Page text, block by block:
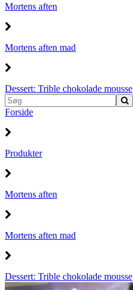
Mortens aften
Mortens aften mad
Dessert: Trible chokolade mousse
Forside
Produkter
Mortens aften
Mortens aften mad
Dessert: Trible chokolade mousse